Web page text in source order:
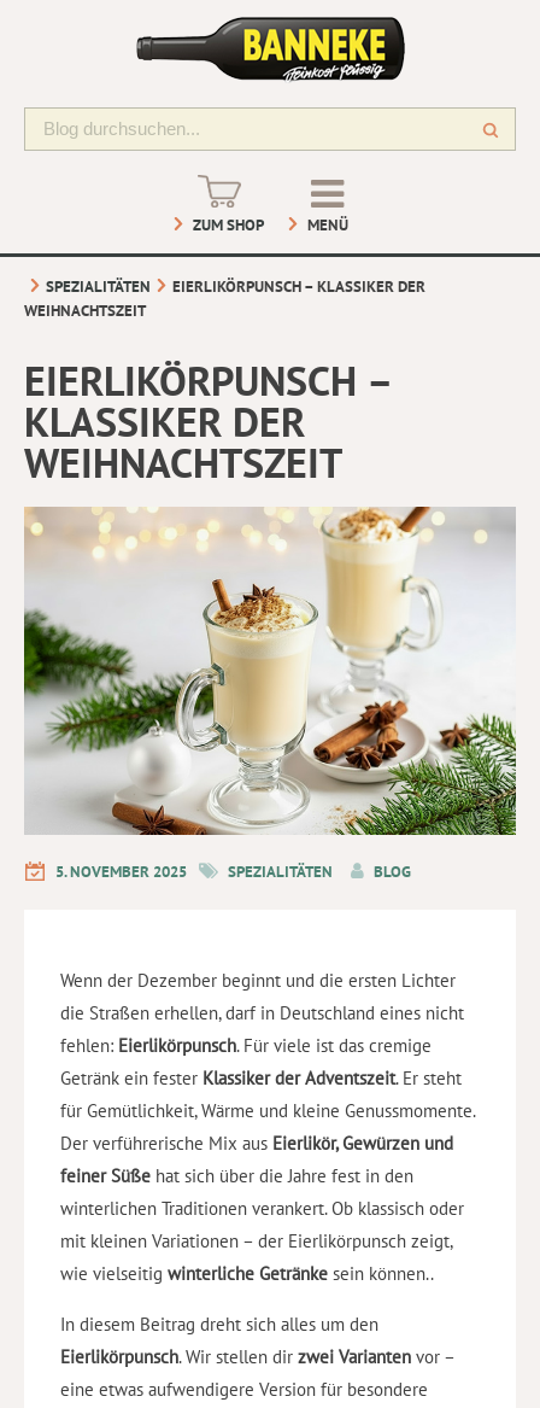
ZUM SHOP MENÜ
SPEZIALITÄTEN
EIERLIKÖRPUNSCH – KLASSIKER DER
WEIHNACHTSZEIT
EIERLIKÖRPUNSCH –
KLASSIKER DER
WEIHNACHTSZEIT
5. NOVEMBER 2025 SPEZIALITÄTEN BLOG
Wenn der Dezember beginnt und die ersten Lichter
die Straßen erhellen, darf in Deutschland eines nicht
fehlen: Eierlikörpunsch. Für viele ist das cremige
Getränk ein fester Klassiker der Adventszeit. Er steht
für Gemütlichkeit, Wärme und kleine Genussmomente.
Der verführerische Mix aus Eierlikör, Gewürzen und
feiner Süße hat sich über die Jahre fest in den
winterlichen Traditionen verankert. Ob klassisch oder
mit kleinen Variationen – der Eierlikörpunsch zeigt,
wie vielseitig winterliche Getränke sein können..
In diesem Beitrag dreht sich alles um den
Eierlikörpunsch. Wir stellen dir zwei Varianten vor –
eine etwas aufwendigere Version für besondere